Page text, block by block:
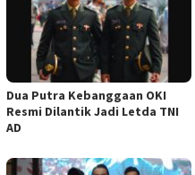
Dua Putra Kebanggaan OKI
Resmi Dilantik Jadi Letda TNI
AD